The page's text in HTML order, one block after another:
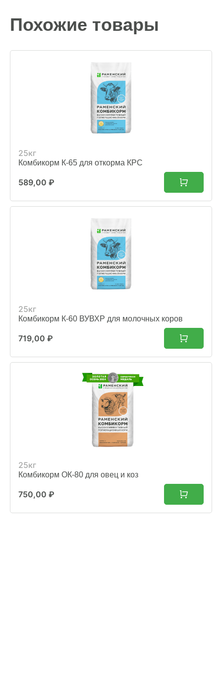
Похожие товары
25кг
Комбикорм К-65 для откорма КРС
589,00 ₽
25кг
Комбикорм К-60 ВУВХР для молочных коров
719,00 ₽
25кг
Комбикорм ОК-80 для овец и коз
750,00 ₽